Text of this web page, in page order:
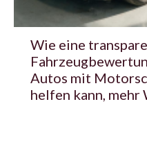
Wie eine
Autos mit
helfen kann,